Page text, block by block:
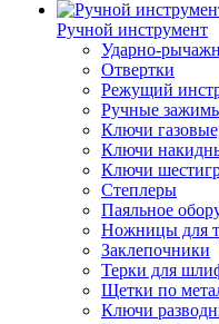
Ручной инструмент
Ударно-
Отвертки
Режущий
Ручные
Ключи
Ключи
Ключи
Степлеры
Паяльное
Ножницы для
Заклепочники
Терки для
Щетки по
Ключи